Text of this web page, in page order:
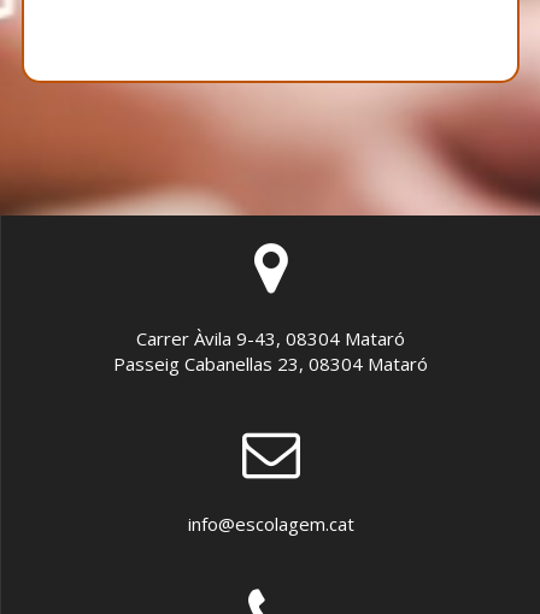
Carrer Àvila 9-43, 08304 Mataró
Passeig Cabanellas 23, 08304 Mataró
info@escolagem.cat